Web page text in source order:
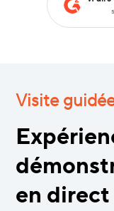
Visite
en direct